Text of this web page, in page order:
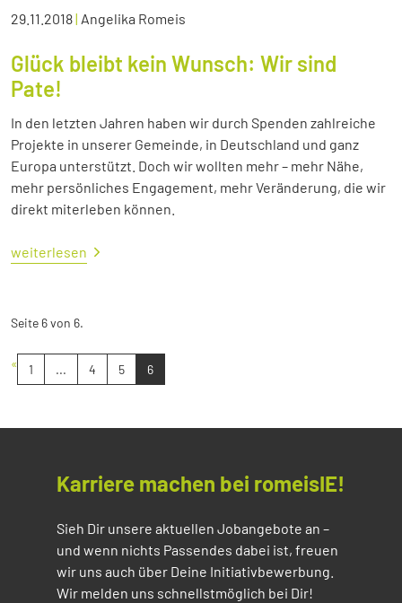
29.11.2018| Angelika Romeis
Glück bleibt kein Wunsch: Wir sind
Pate!
In den letzten Jahren haben wir durch Spenden zahlreiche
Projekte in unserer Gemeinde, in Deutschland und ganz
Europa unterstützt. Doch wir wollten mehr – mehr Nähe,
mehr persönliches Engagement, mehr Veränderung, die wir
direkt miterleben können.
weiterlesen
Seite 6 von 6.
« 1 ... 4 5 6
Karriere machen bei romeisIE!
Sieh Dir unsere aktuellen Jobangebote an –
und wenn nichts Passendes dabei ist, freuen
wir uns auch über Deine Initiativbewerbung.
Wir melden uns schnellstmöglich bei Dir!